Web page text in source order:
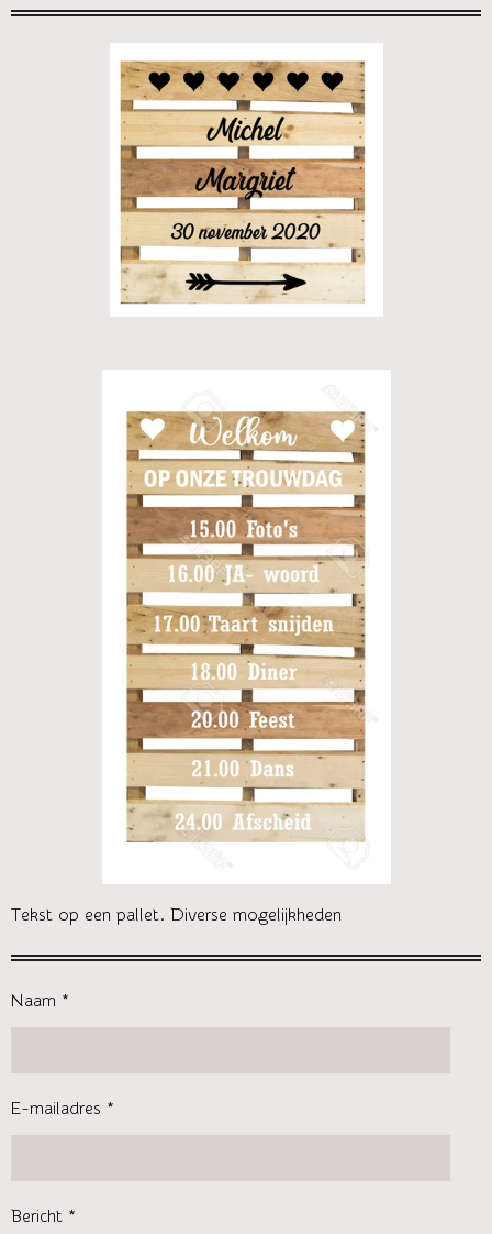
Tekst op een pallet. Diverse mogelijkheden
Naam *
E-mailadres *
Bericht *